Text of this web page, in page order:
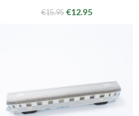
€15.95 €12.95